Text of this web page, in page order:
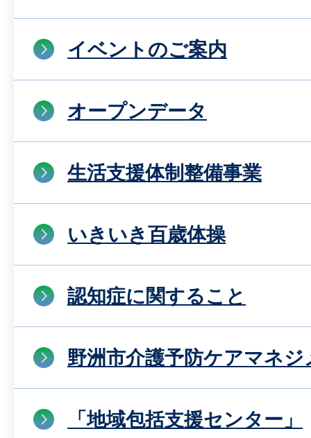
イベントのご案内
オープンデータ
生活支援体制整備事業
いきいき百歳体操
認知症に関すること
野洲市介護予防ケアマネジ
「地域包括支援センター」